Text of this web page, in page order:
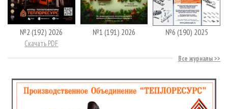
№2 (192) 2026
Скачать PDF
№1 (191) 2026 №6 (190) 2025
Все журналы